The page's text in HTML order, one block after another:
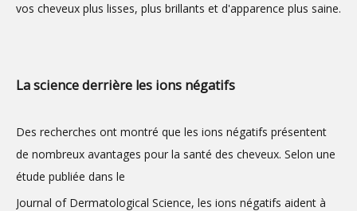
vos cheveux plus lisses, plus brillants et d'apparence plus saine.
La science derrière les ions négatifs
Des recherches ont montré que les ions négatifs présentent
de nombreux avantages pour la santé des cheveux. Selon une
étude publiée dans le
Journal of Dermatological Science, les ions négatifs aident à